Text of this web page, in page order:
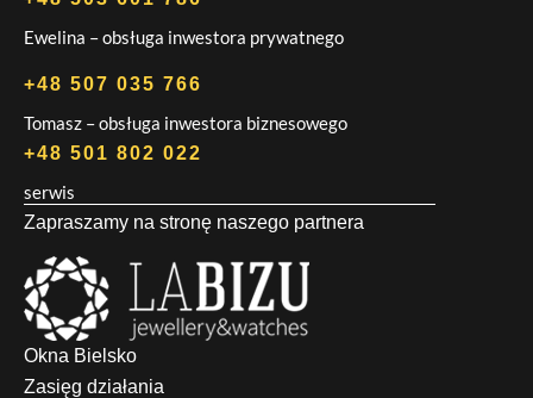
Ewelina – obsługa inwestora prywatnego
+48 507 035 766
Tomasz – obsługa inwestora biznesowego
+48 501 802 022
serwis
Zapraszamy na stronę naszego partnera
Okna Bielsko
Zasięg działania